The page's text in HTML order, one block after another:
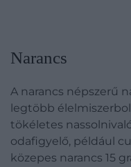
Narancs
A narancs népszerű
legtöbb
tökéletes
odafigyelő, például
közepes narancs 15